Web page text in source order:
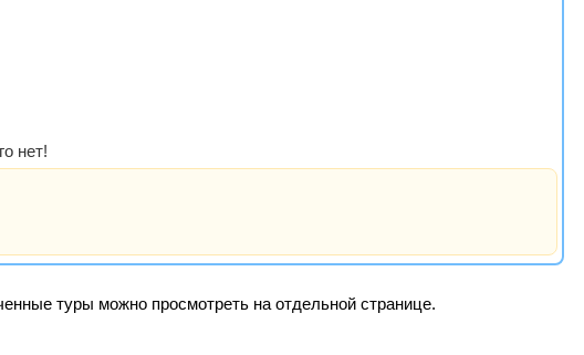
нет!
туры можно просмотреть на отдельной странице.